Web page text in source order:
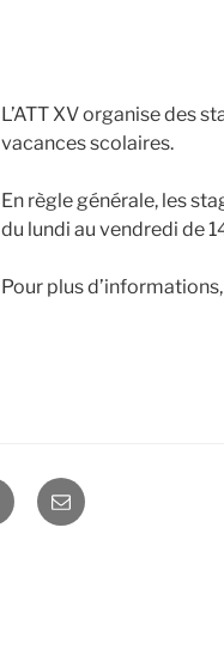
L’ATT XV organise des
vacances scolaires.
En règle générale, les
du lundi au vendredi de
Pour plus d’informations,
E-
mail